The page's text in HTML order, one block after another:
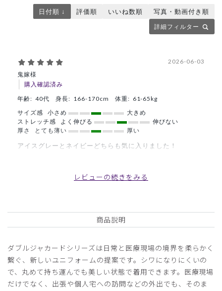
詳細フィルター
日付順 ↓ 評価順 いいね数順 写真・動画付き順
鬼嫁様
購入確認済み
2026-06-03
年齢: 40代 身長: 166-170cm 体重: 61-65kg
サイズ感
小さめ
大きめ
ストレッチ感
よく伸びる
伸びない
厚さ
とても薄い 厚い
アイスグレーとネイビーどちらも気に入りました！
購入確認済み
レビューの続きをみる
商品説明
ダブルジャカードシリーズは日常と医療現場の境界を柔らかく
繋ぐ、新しいユニフォームの提案です。シワになりにくいの
で、丸めて持ち運んでも美しい状態で着用できます。医療現場
だけでなく、出張や個人宅への訪問などの外出でも、そのま